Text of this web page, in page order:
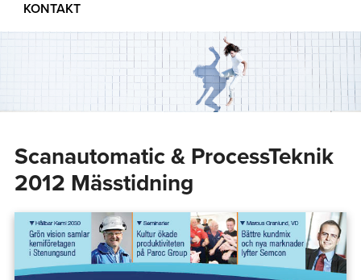
KONTAKT
Scanautomatic & ProcessTeknik
2012 Mässtidning